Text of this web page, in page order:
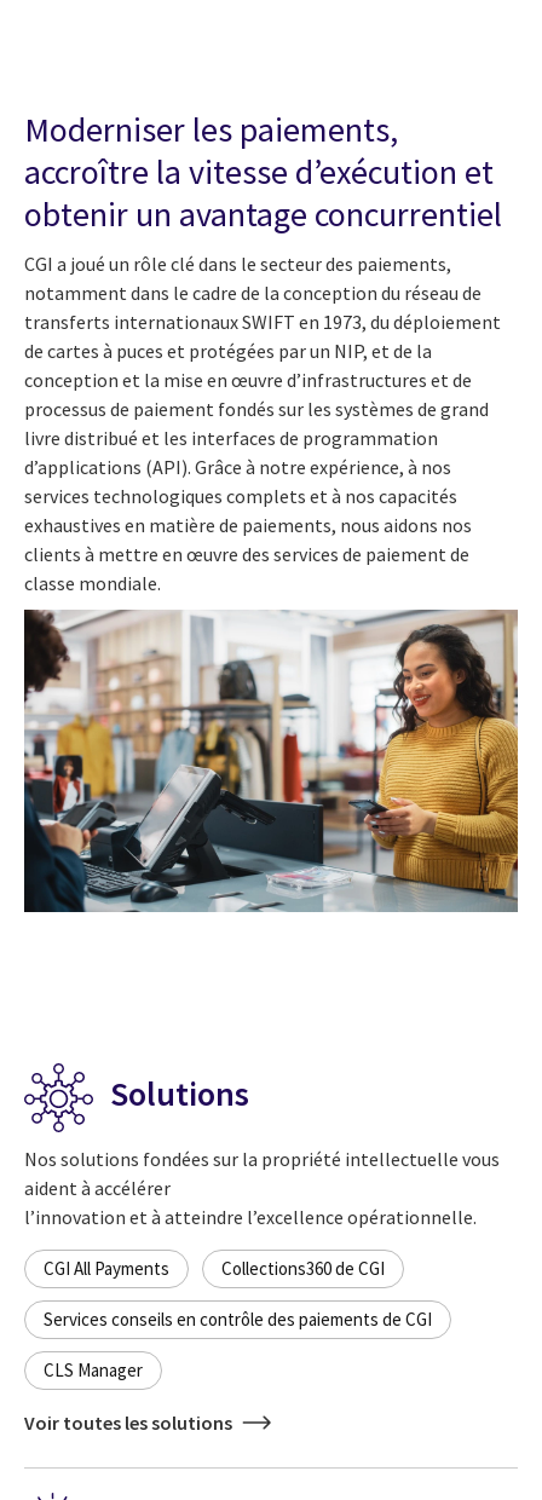
Moderniser les paiements,
accroître la vitesse d’exécution et
obtenir un avantage concurrentiel
CGI a joué un rôle clé dans le secteur des paiements,
notamment dans le cadre de la conception du réseau de
transferts internationaux SWIFT en 1973, du déploiement
de cartes à puces et protégées par un NIP, et de la
conception et la mise en œuvre d’infrastructures et de
processus de paiement fondés sur les systèmes de grand
livre distribué et les interfaces de programmation
d’applications (API). Grâce à notre expérience, à nos
services technologiques complets et à nos capacités
exhaustives en matière de paiements, nous aidons nos
clients à mettre en œuvre des services de paiement de
classe mondiale.
Solutions
Nos solutions fondées sur la propriété intellectuelle vous
aident à accélérer
l’innovation et à atteindre l’excellence opérationnelle.
CGI All Payments Collections360 de CGI
Services conseils en contrôle des paiements de CGI
CLS Manager
Voir toutes les solutions